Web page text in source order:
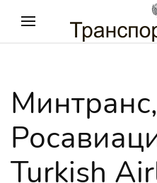
Минтранс,
Turkish